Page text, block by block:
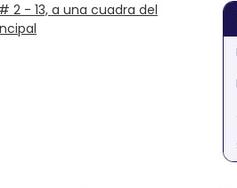
2 - 13, a una cuadra del